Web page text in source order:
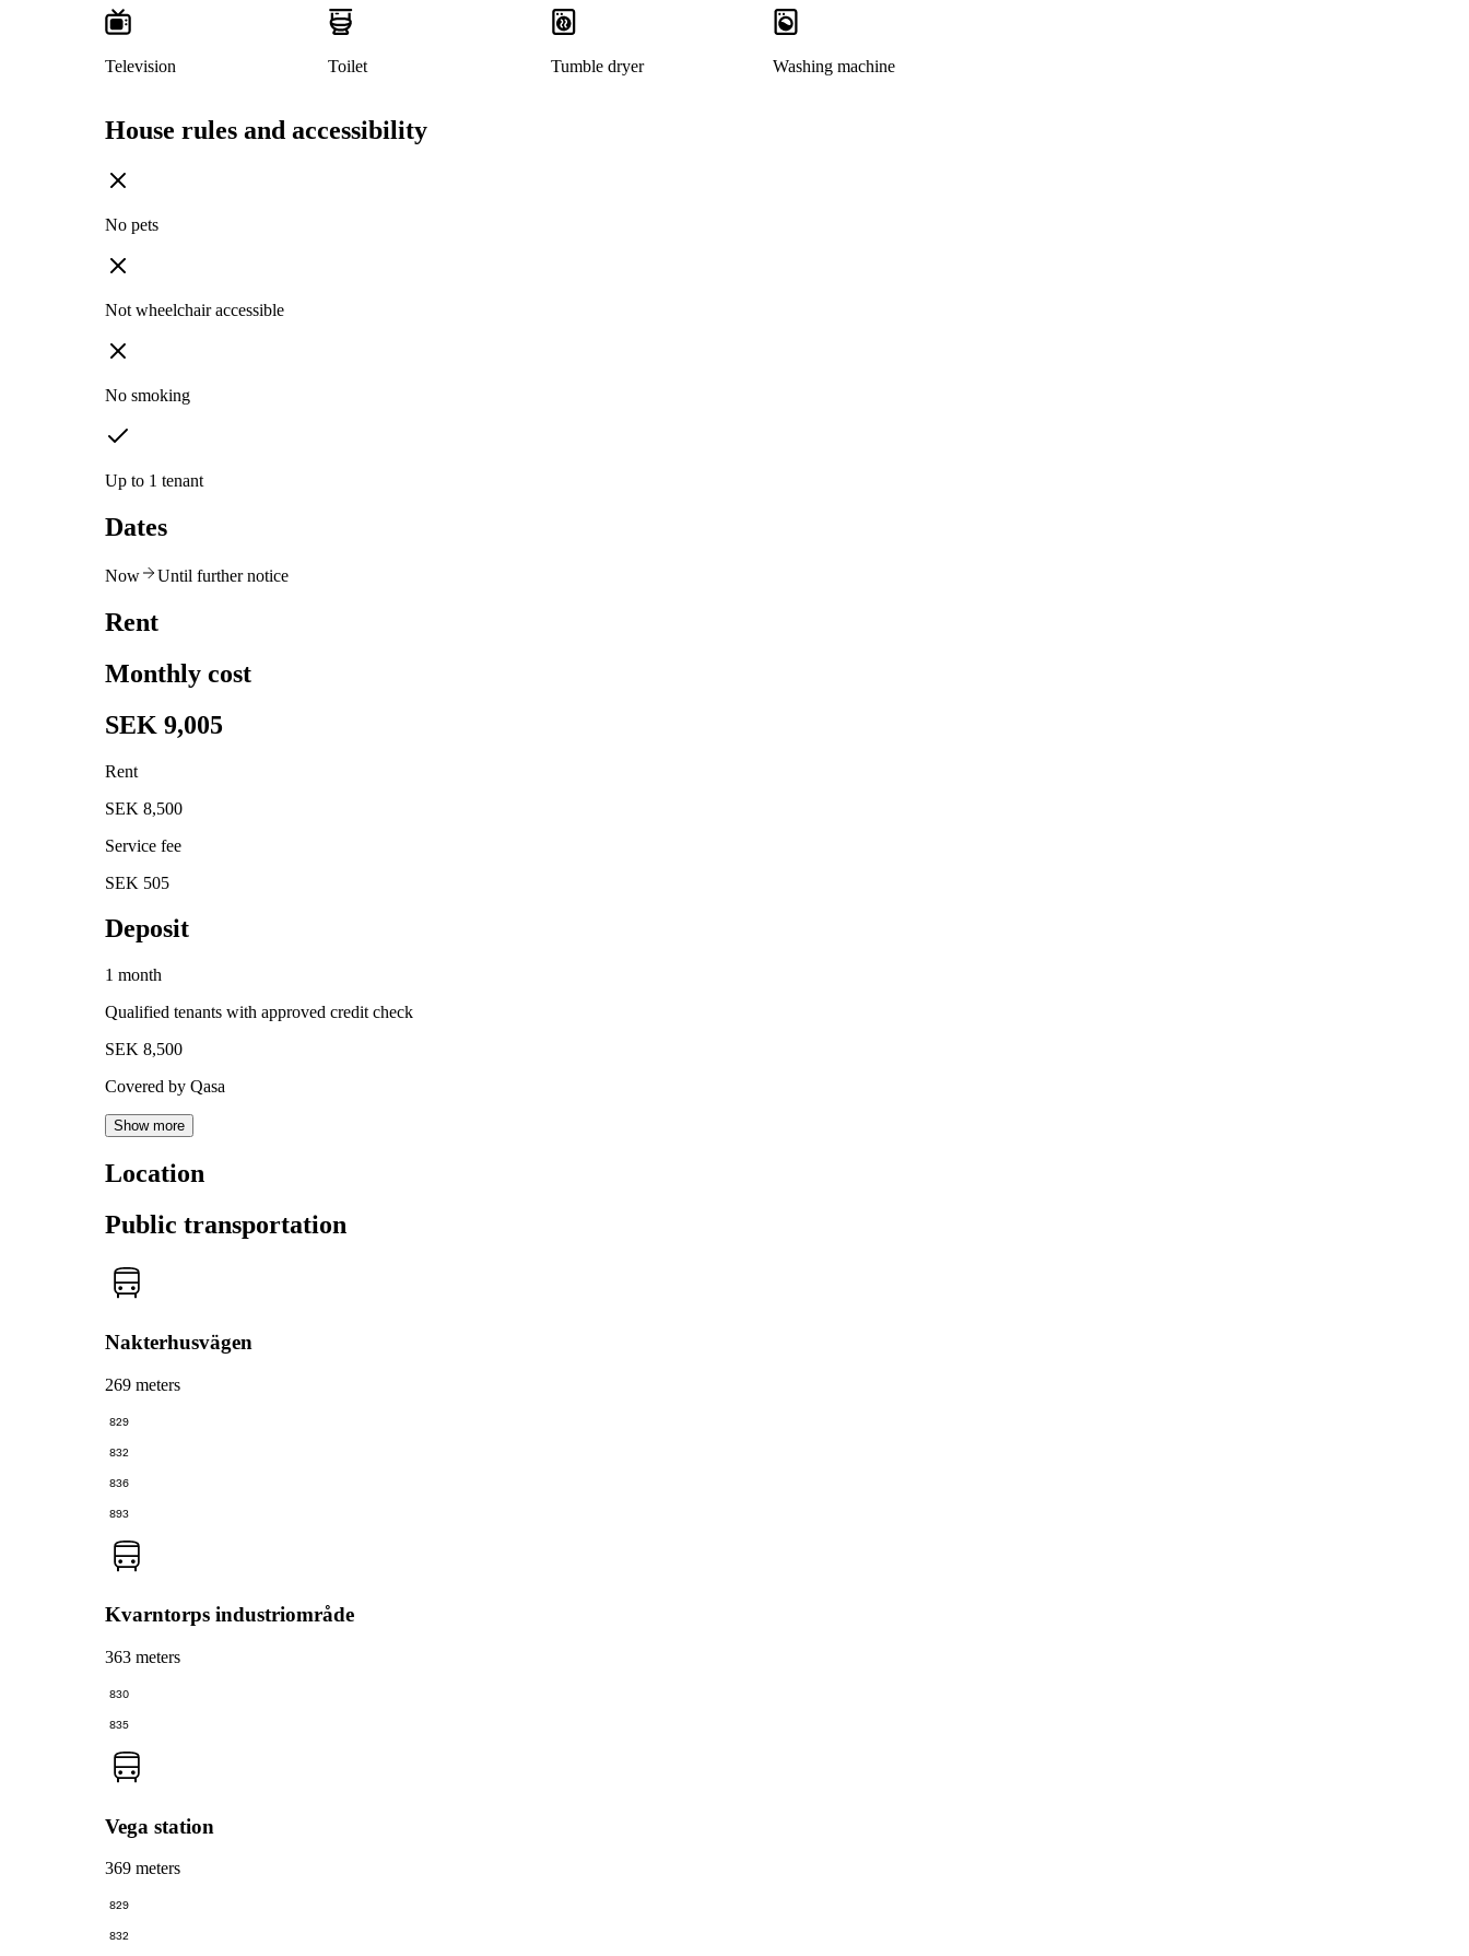
Television Toilet Tumble dryer Washing machine
House rules and accessibility
No pets
Not wheelchair accessible
No smoking
Up to 1 tenant
Dates
Now Until further notice
Rent
Monthly cost
SEK 9,005
Rent
SEK 8,500
Service fee
SEK 505
Deposit
1 month
Qualified tenants with approved credit check
SEK 8,500
Covered by Qasa
Show more
Location
Public transportation
Nakterhusvägen
269 meters
829
832
836
893
Kvarntorps industriområde
363 meters
830
835
Vega station
369 meters
829
832